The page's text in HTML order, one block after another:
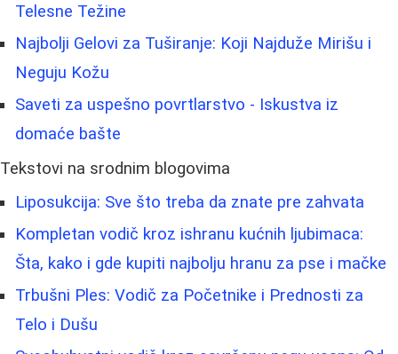
Telesne Težine
Najbolji Gelovi za Tuširanje: Koji Najduže Mirišu i
Neguju Kožu
Saveti za uspešno povrtlarstvo - Iskustva iz
domaće bašte
Tekstovi na srodnim blogovima
Liposukcija: Sve što treba da znate pre zahvata
Kompletan vodič kroz ishranu kućnih ljubimaca:
Šta, kako i gde kupiti najbolju hranu za pse i mačke
Trbušni Ples: Vodič za Početnike i Prednosti za
Telo i Dušu